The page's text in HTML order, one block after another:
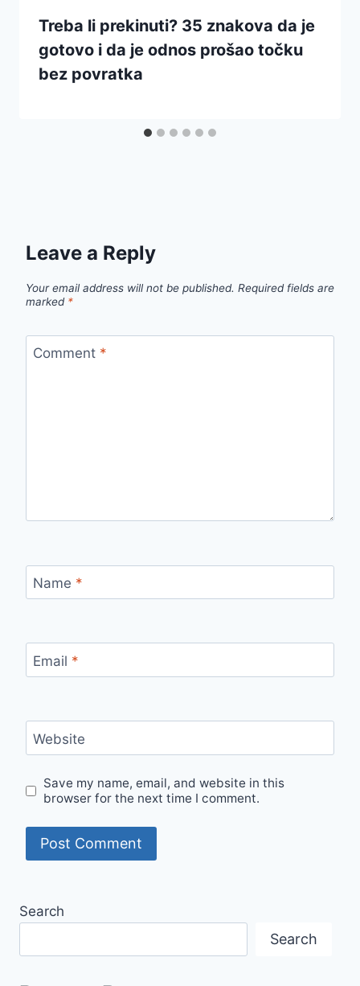
Treba li prekinuti? 35 znakova da je
gotovo i da je odnos prošao točku
bez povratka
Leave a Reply
Your email address will not be published. Required fields are
marked *
Comment *
Name *
Email *
Website
Save my name, email, and website in this
browser for the next time I comment.
Search
Search